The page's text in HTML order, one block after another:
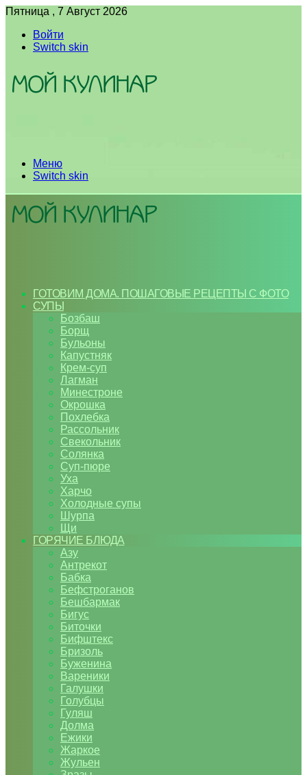
Пятница , 7 Август 2026
Войти
Switch skin
Меню
Switch skin
ГОТОВИМ ДОМА. ПОШАГОВЫЕ РЕЦЕПТЫ С ФОТО
СУПЫ
Бозбаш
Борщ
Бульоны
Капустняк
Крем-суп
Лагман
Минестроне
Окрошка
Похлебка
Рассольник
Свекольник
Солянка
Суп-пюре
Уха
Харчо
Холодные супы
Шурпа
Щи
ГОРЯЧИЕ БЛЮДА
Азу
Антрекот
Бабка
Бефстроганов
Бешбармак
Бигус
Биточки
Бифштекс
Бризоль
Буженина
Вареники
Галушки
Голубцы
Гуляш
Долма
Ежики
Жаркое
Жульен